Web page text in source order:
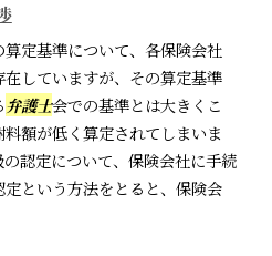
定基準について、各保険会社
していますが、その算定基準
弁護士会での基準とは大きくこ
額が低く算定されてしまいま
認定について、保険会社に手続
という方法をとると、保険会